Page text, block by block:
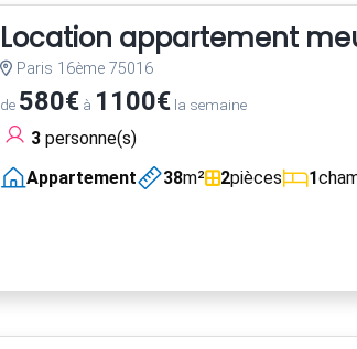
Location appartement
Paris 16ème 75016
de 580€à 1100€la semaine
3personne(s)
Appartement
38m² 2pièces 1